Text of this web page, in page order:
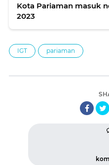
Kota Pariaman masuk
2023
IGT pariaman